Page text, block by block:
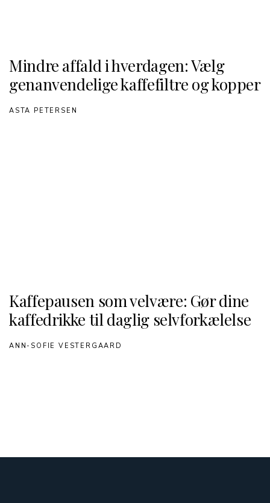
Mindre affald i hverdagen: Vælg
genanvendelige kaffefiltre og kopper
ASTA PETERSEN
Kaffepausen som velvære: Gør dine
kaffedrikke til daglig selvforkælelse
ANN-SOFIE VESTERGAARD